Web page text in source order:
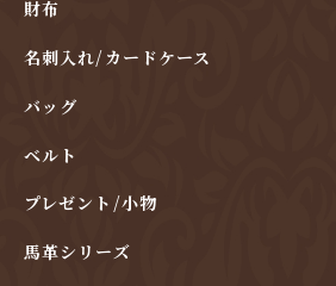
財布
名刺入れ/カードケース
バッグ
ベルト
プレゼント/小物
馬革シリーズ